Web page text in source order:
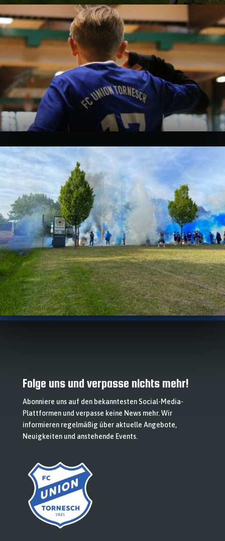
Folge uns und verpasse nichts mehr!
Abonniere uns auf den bekanntesten Social-Media-
Plattformen und verpasse keine News mehr. Wir
informieren regelmäßig über aktuelle Angebote,
Neuigkeiten und anstehende Events.